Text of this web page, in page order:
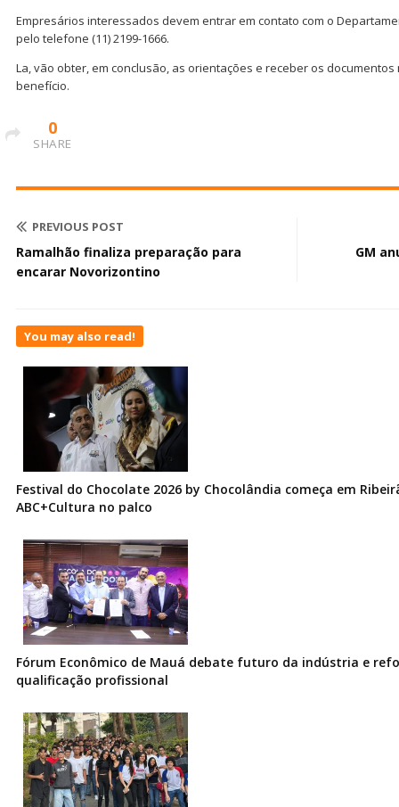
Empresários interessados devem entrar em contato com o
pelo telefone (11) 2199-1666.
La, vão obter, em conclusão, as orientações e receber os
benefício.
0
SHARE
PREVIOUS POST
Ramalhão finaliza preparação para
encarar Novorizontino
GM
You may also read!
Festival do Chocolate 2026 by Chocolândia começa em
ABC+Cultura no palco
Fórum Econômico de Mauá debate futuro da indústria e
qualificação profissional